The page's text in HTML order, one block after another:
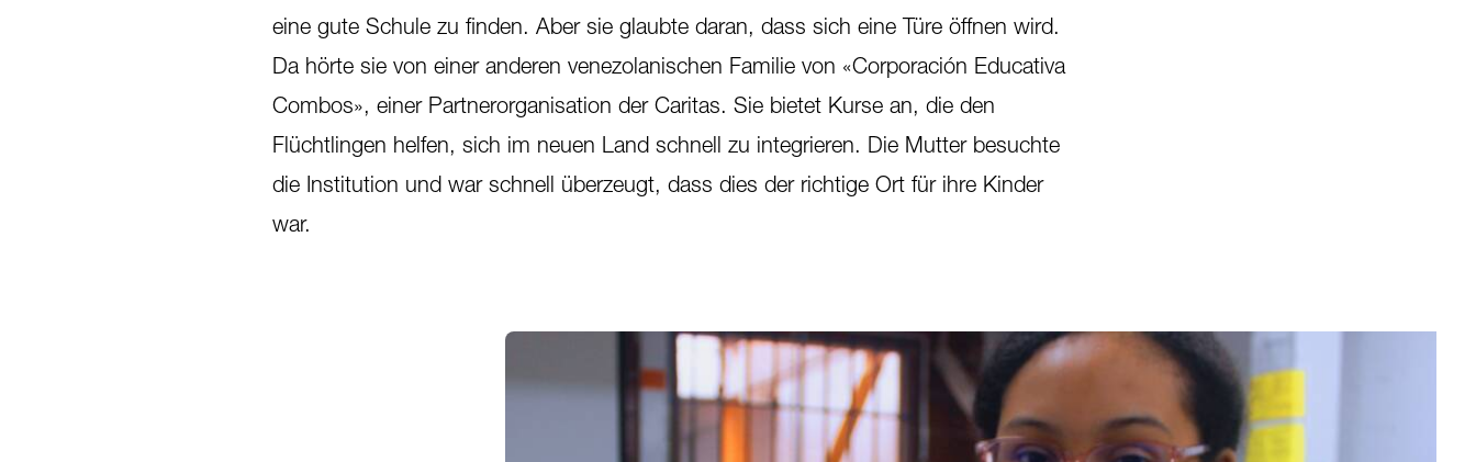
eine gute Schule zu finden. Aber sie glaubte daran, dass sich eine Türe öffnen wird.
Da hörte sie von einer anderen venezolanischen Familie von «Corporación Educativa
Combos», einer Partnerorganisation der Caritas. Sie bietet Kurse an, die den
Flüchtlingen helfen, sich im neuen Land schnell zu integrieren. Die Mutter besuchte
die Institution und war schnell überzeugt, dass dies der richtige Ort für ihre Kinder
war.